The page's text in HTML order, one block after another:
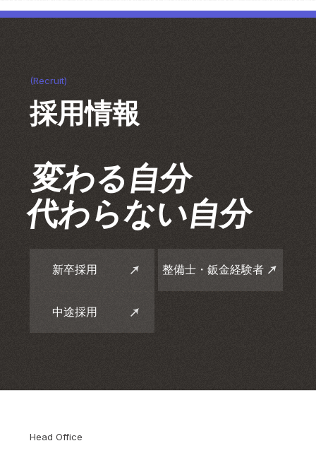
(Recruit)
採用情報
変わる自分
代わらない自分
新卒採用
新卒採用
整備士・鈑金経験者
中途採用
Head Office